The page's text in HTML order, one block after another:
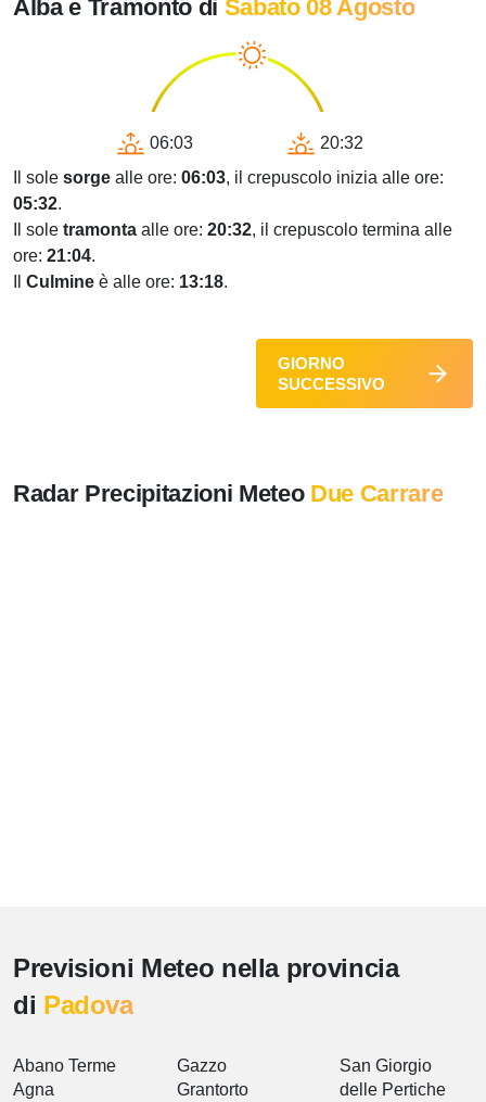
Alba e Tramonto di Sabato 08 Agosto
06:03
20:32
Il sole sorge alle ore: 06:03, il crepuscolo inizia alle ore:
05:32.
Il sole tramonta alle ore: 20:32, il crepuscolo termina alle
ore: 21:04.
Culmine è alle ore: 13:18.
GIORNO
SUCCESSIVO
Radar Precipitazioni Meteo Due Carrare
Previsioni Meteo nella provincia
di Padova
Abano Terme
Agna
Gazzo
Grantorto
San Giorgio
delle Pertiche